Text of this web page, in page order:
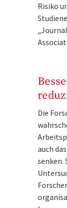
Risiko
Die
auch
senken.